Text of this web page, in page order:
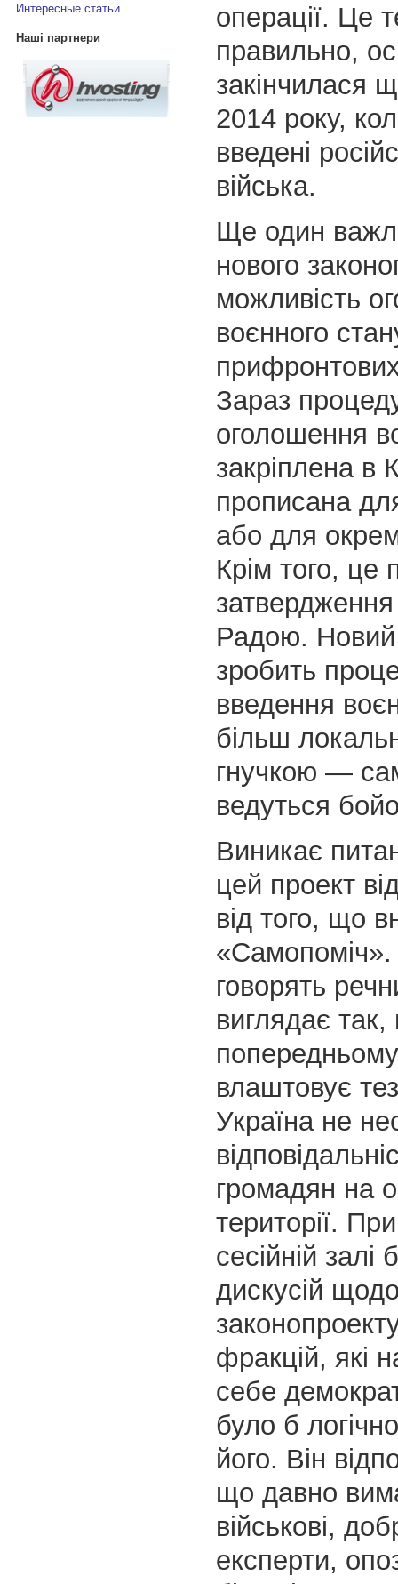
Интересные статьи
Наші партнери
операції. Це
правильно,
закінчилася
2014 року,
введені
війська.
Ще один
нового
можливість
воєнного
Зараз
оголошення
закріплена в
прописана
або для
Крім того, це
Радою. Новий
зробить
введення
більш
гнучкою —
ведуться
Виникає
цей проект
від того, що
говорять
виглядає
влаштовує
Україна не
громадян на
території.
сесійній залі
дискусій
фракцій, які
себе
було б
його. Він
що давно
військові,
експерти,